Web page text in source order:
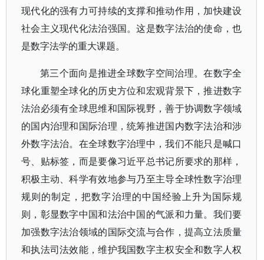
现代化的强有力可持续的支撑和推动作用，加快建设
社会主义现代化法治强国。这是数字法治的使命，也
是数字法学的重大课题。
第三个面向是推进全球数字空间治理。在数字全
球化重塑全球化的历史方位和宏观背景下，推进数字
法治必须有全球思维和国际视野，善于协调数字领域
的国内治理和国际治理，统筹推进国内数字法治和涉
外数字法治。在全球数字治理中，我们不能只是喊口
号、贴标签，而是要像习近平总书记所要求的那样，
积极主动、科学有效地参与乃至主导全球性数字治理
规则的制定，把数字治理的中国经验上升为国际规
则，彰显数字中国和法治中国的气派和力量。我们要
加强数字法治领域的国际交流与合作，提高立法质量
和执法司法效能，维护我国数字主权安全和数字人权